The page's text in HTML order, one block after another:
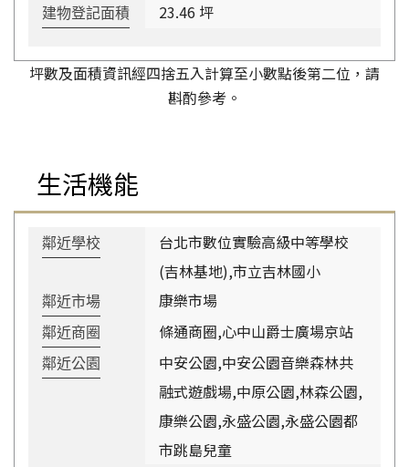
建物登記面積 23.46 坪
坪數及面積資訊經四捨五入計算至小數點後第二位，請
斟酌參考。
生活機能
鄰近學校
台北市數位實驗高級中等學校
(吉林基地),市立吉林國小
鄰近市場 康樂市場
鄰近商圈 條通商圈,心中山爵士廣場京站
鄰近公園
中安公園,中安公園音樂森林共
融式遊戲場,中原公園,林森公園,
康樂公園,永盛公園,永盛公園都
市跳島兒童